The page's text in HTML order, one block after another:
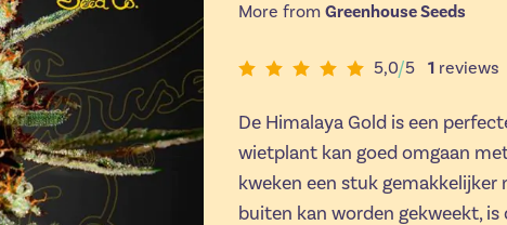
More from Greenhouse Seeds
5,0/5 1 reviews
De Himalaya Gold is een
wietplant kan goed omgaan
kweken een stuk gemakkelijker
buiten kan worden gekweekt,